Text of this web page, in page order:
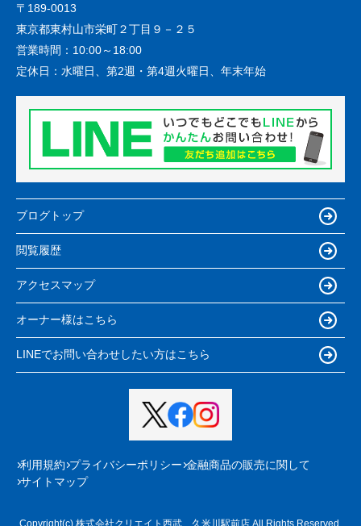
〒189-0013
東京都東村山市栄町２丁目９－２５
営業時間： 10:00～18:00
定休日： 水曜日、第2週・第4週火曜日、年末年始
ブログトップ
閲覧履歴
アクセスマップ
オーナー様はこちら
LINEでお問い合わせしたい方はこちら
利用規約 プライバシーポリシー 金融商品の販売に関して
サイトマップ